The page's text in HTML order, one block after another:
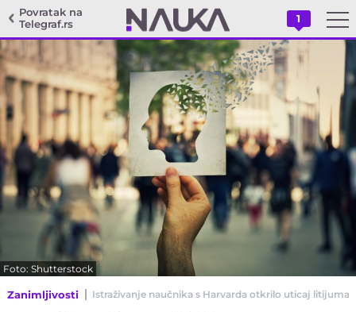
Povratak na
Telegraf.rs
1
Foto: Shutterstock
Zanimljivosti Istraživanje naučnika s Harvarda otkrilo uticaj litijuma